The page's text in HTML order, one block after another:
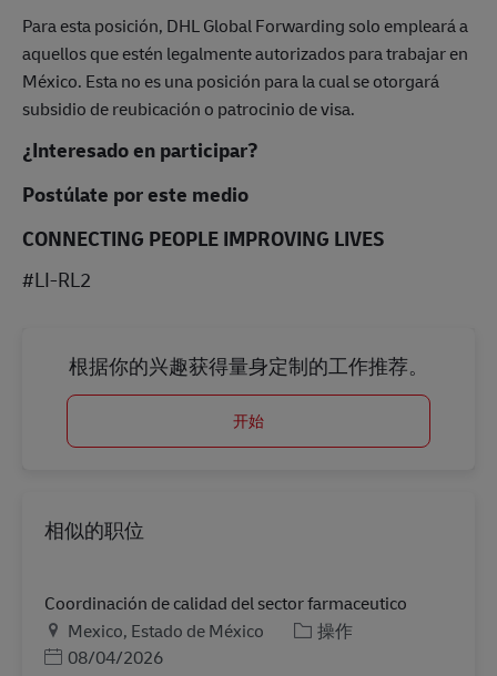
Para esta posición, DHL Global Forwarding solo empleará a
aquellos que estén legalmente autorizados para trabajar en
México. Esta no es una posición para la cual se otorgará
subsidio de reubicación o patrocinio de visa.
¿Interesado en participar?
Postúlate por este medio
CONNECTING PEOPLE IMPROVING LIVES
#LI-RL2
根据你的兴趣获得量身定制的工作推荐。
开始
相似的职位
Coordinación de calidad del sector farmaceutico
地点Mexico, Estado de México 类别操作
Posted Date
08/04/2026